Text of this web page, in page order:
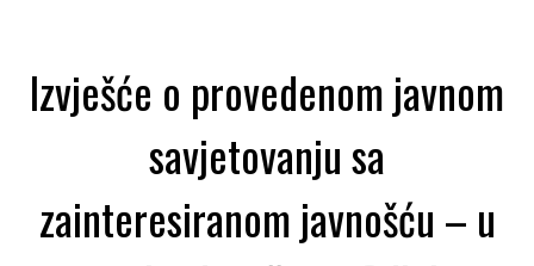
Izvješće o provedenom javnom
savjetovanju sa
zainteresiranom javnošću – u